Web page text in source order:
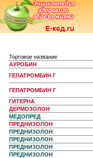
Торговое название
АУРОБИН
ГЕПАТРОМБИН Г
ГЕПАТРОМБИН Г
ГИТЕРНА
ДЕРМОЗОЛОН
МЕДОПРЕД
ПРЕДНИЗОЛОН
ПРЕДНИЗОЛОН
ПРЕДНИЗОЛОН
ПРЕДНИЗОЛОН
ПРЕДНИЗОЛОН